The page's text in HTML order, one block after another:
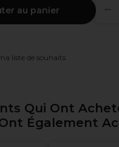
au panier
liste de souhaits
Qui Ont
Également